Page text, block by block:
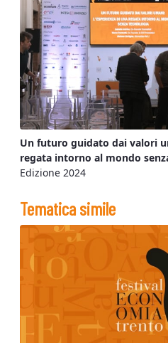
Un futuro guidato dai valori
regata intorno al mondo
Edizione 2024
Tematica simile